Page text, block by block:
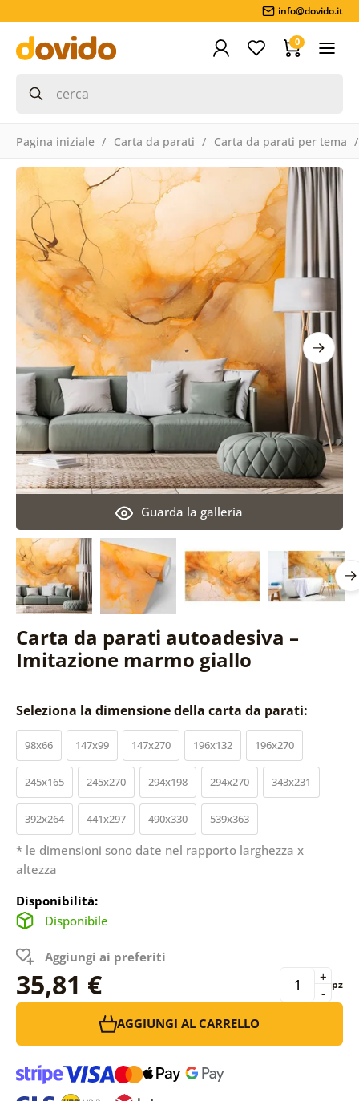
info@dovido.it
0
Pagina iniziale Carta da parati Carta da parati per tema
Carta da parati autoadesiva –
Imitazione marmo giallo
Guarda la galleria
Seleziona la dimensione della carta da parati:
98x66 147x99 147x270 196x132 196x270
245x165 245x270 294x198 294x270 343x231
392x264 441x297 490x330 539x363
* le dimensioni sono date nel rapporto larghezza x
altezza
Disponibilità:
Disponibile
Aggiungi ai preferiti
35,81 € -
+ pz
AGGIUNGI AL CARRELLO